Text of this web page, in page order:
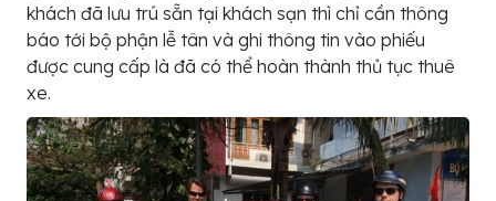
khách đã lưu trú sẵn tại khách sạn thì chỉ cần thông
báo tới bộ phận lễ tân và ghi thông tin vào phiếu
được cung cấp là đã có thể hoàn thành thủ tục thuê
xe.